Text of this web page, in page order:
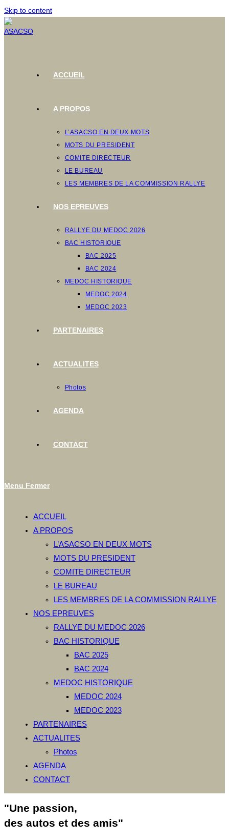
Skip to content
ACCUEIL
A PROPOS
L’ASACSO EN DEUX MOTS
MOTS DU PRESIDENT
COMITE DIRECTEUR
LE BUREAU
LES MEMBRES DE LA COMMISSION RALLYE
NOS EPREUVES
RALLYE DU MEDOC 2026
BAC HISTORIQUE
BAC 2025
BAC 2024
MEDOC HISTORIQUE
MEDOC 2024
MEDOC 2023
PARTENAIRES
ACTUALITES
Photos
AGENDA
CONTACT
Menu Fermer
ACCUEIL
A PROPOS
L’ASACSO EN DEUX MOTS
MOTS DU PRESIDENT
COMITE DIRECTEUR
LE BUREAU
LES MEMBRES DE LA COMMISSION RALLYE
NOS EPREUVES
RALLYE DU MEDOC 2026
BAC HISTORIQUE
BAC 2025
BAC 2024
MEDOC HISTORIQUE
MEDOC 2024
MEDOC 2023
PARTENAIRES
ACTUALITES
Photos
AGENDA
CONTACT
"Une passion,
des autos et des amis"